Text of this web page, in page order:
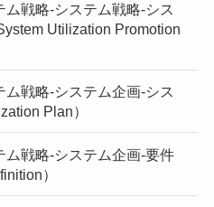
戦略-システム戦略-シス
Utilization Promotion
戦略-システム企画-シス
Plan）
ム戦略-システム企画-要件
）